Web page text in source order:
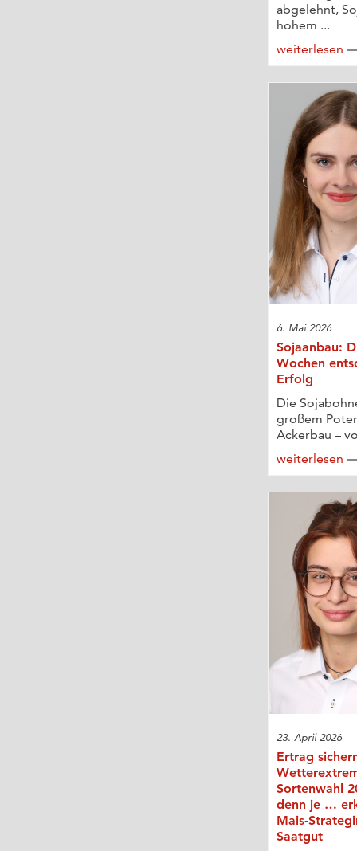
abgelehnt,
hohem ...
weiterlesen
6. Mai 2026
Sojaanbau:
Wochen
Erfolg
Die
großem
Ackerbau –
weiterlesen
23. April 2026
Ertrag
Sortenwahl
denn je …
Mais-
Saatgut